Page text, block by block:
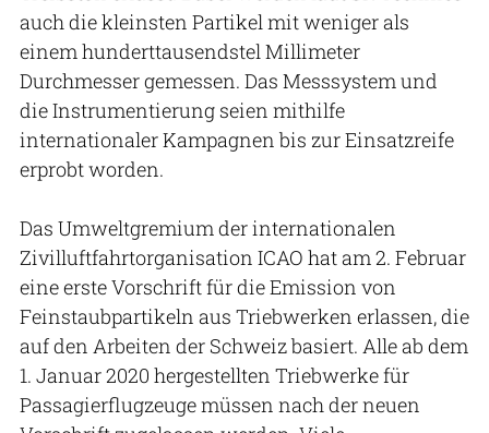
auch die kleinsten Partikel mit weniger als
einem hunderttausendstel Millimeter
Durchmesser gemessen. Das Messsystem und
die Instrumentierung seien mithilfe
internationaler Kampagnen bis zur Einsatzreife
erprobt worden.
Das Umweltgremium der internationalen
Zivilluftfahrtorganisation ICAO hat am 2. Februar
eine erste Vorschrift für die Emission von
Feinstaubpartikeln aus Triebwerken erlassen, die
auf den Arbeiten der Schweiz basiert. Alle ab dem
1. Januar 2020 hergestellten Triebwerke für
Passagierflugzeuge müssen nach der neuen